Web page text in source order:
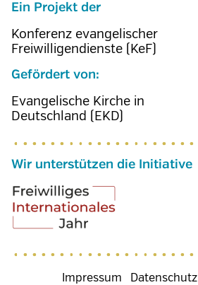
Ein Projekt der
Konferenz evangelischer
Freiwilligendienste (KeF)
Gefördert von:
Evangelische Kirche in
Deutschland (EKD)
Wir unterstützen die Initiative
Impressum Datenschutz